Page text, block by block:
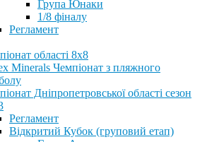
Група Юнаки
1/8 фіналу
Регламент
області 8х8
Minerals Чемпіонат з пляжного
Дніпропетровської області сезон
Регламент
Відкритий Кубок (груповий етап)